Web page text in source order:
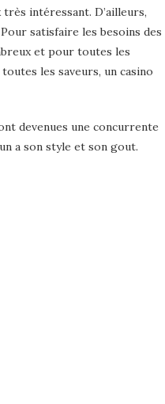
intéressant. D’ailleurs,
satisfaire les besoins des
et pour toutes les
les saveurs, un casino
devenues une concurrente
a son style et son gout.